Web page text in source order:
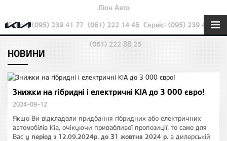
Ліон Авто
Салон: (095) 239 41 77 (061) 222 14 45 Сервіс: (095) 239 42 22
(061) 222 88 25
НОВИНИ
Знижки на гібридні і електричні KIA до 3 000 євро!
2024-09-12
Якщо Ви відкладали придбання гібридних або електричних
автомобілів Kia, очікуючи привабливої пропозиції, то саме для
Вас у період з 12.09.2024р. до 31 жовтня 2024 р. в дилерській